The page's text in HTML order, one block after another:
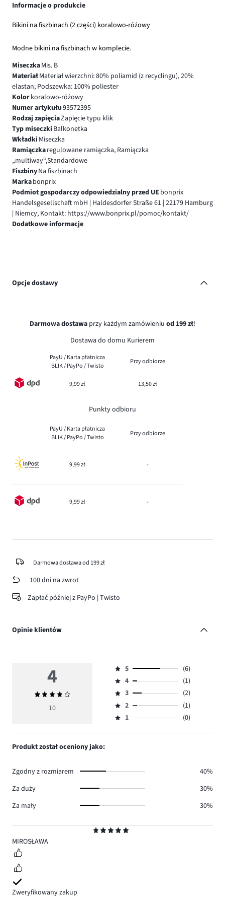
Informacje o produkcie
Bikini na fiszbinach (2 części) koralowo-różowy
Modne bikini na fiszbinach w komplecie.
MiseczkaMis. B
MateriałMateriał wierzchni: 80% poliamid (z recyclingu), 20%
elastan; Podszewka: 100% poliester
Kolorkoralowo-różowy
Numer artykułu93572395
Rodzaj zapięciaZapięcie typu klik
Typ miseczki Balkonetka
Wkładki Miseczka
Ramiączkaregulowane ramiączka, Ramiączka
„multiway“,Standardowe
FiszbinyNa fiszbinach
Markabonprix
Podmiot gospodarczy odpowiedzialny przed UE bonprix
Handelsgesellschaft mbH | Haldesdorfer Straße 61 | 22179 Hamburg
| Niemcy, Kontakt: https://www.bonprix.pl/pomoc/kontakt/
Dodatkowe informacje
Opcje dostawy
Darmowa dostawa przy każdym zamówieniu od 199 zł!
Dostawa do domu Kurierem
PayU / Karta płatnicza
BLIK / PayPo / Twisto
Przy odbiorze
9,99 zł 13,50 zł
Punkty odbioru
PayU / Karta płatnicza
BLIK / PayPo / Twisto
Przy odbiorze
9,99 zł -
9,99 zł -
Darmowa dostawa od 199 zł
100 dni na zwrot
Zapłać później z PayPo | Twisto
Opinie klientów
5
MIROSŁAWA
Zweryfikowany zakup
4
Średnia
ocena
10
Ocena
5,
ilość
głosów
6.
5
(6)
Ocena
4,
ilość
głosów
4
(1)
Ocena
3,
ilość
3
(2)
Ocena
2,
2
(1)
Ocena
1,
1 (0)
Produkt został oceniony jako:
Zgodny z rozmiarem
40%
Za duży
30%
Za mały
30%